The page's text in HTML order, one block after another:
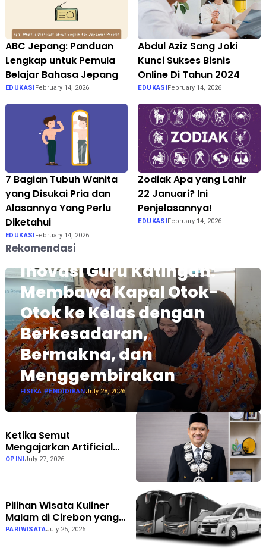
ABC Jepang: Panduan
Lengkap untuk Pemula
Belajar Bahasa Jepang
EDUKASI February 14, 2026
Abdul Aziz Sang Joki
Kunci Sukses Bisnis
Online Di Tahun 2024
EDUKASI February 14, 2026
7 Bagian Tubuh Wanita
yang Disukai Pria dan
Alasannya Yang Perlu
Diketahui
EDUKASI February 14, 2026
Zodiak Apa yang Lahir
22 Januari? Ini
Penjelasannya!
EDUKASI February 14, 2026
Rekomendasi
Inovasi Guru Katingan:
Membawa Kapal Otok-
Otok ke Kelas dengan
Berkesadaran,
Bermakna, dan
Menggembirakan
FISIKA PENDIDIKAN July 28, 2026
Ketika Semut
Mengajarkan Artificial
Intelligence: Inspirasi Al-
OPINIJuly 27, 2026
Pilihan Wisata Kuliner
Malam di Cirebon yang
Wajib Didatangi Saat
PARIWISATAJuly 25, 2026